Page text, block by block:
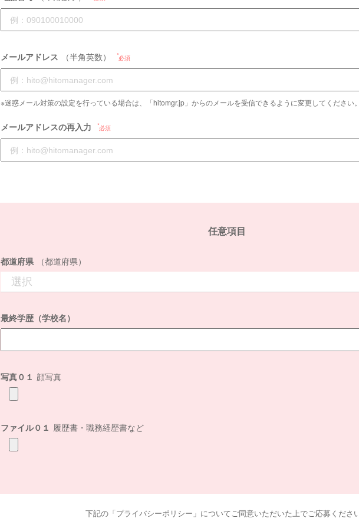
メールアドレス （半角英数） 必須
※迷惑メール対策の設定を行っている場合は、「hitomgr.jp」からのメールを受信できるように変更してください
メールアドレスの再入力 必須
任意項目
都道府県 （都道府県）
最終学歴（学校名）
写真０１ 顔写真
ファイル０１ 履歴書・職務経歴書など
下記の「プライバシーポリシー」についてご同意いただいた上でご応募くださ